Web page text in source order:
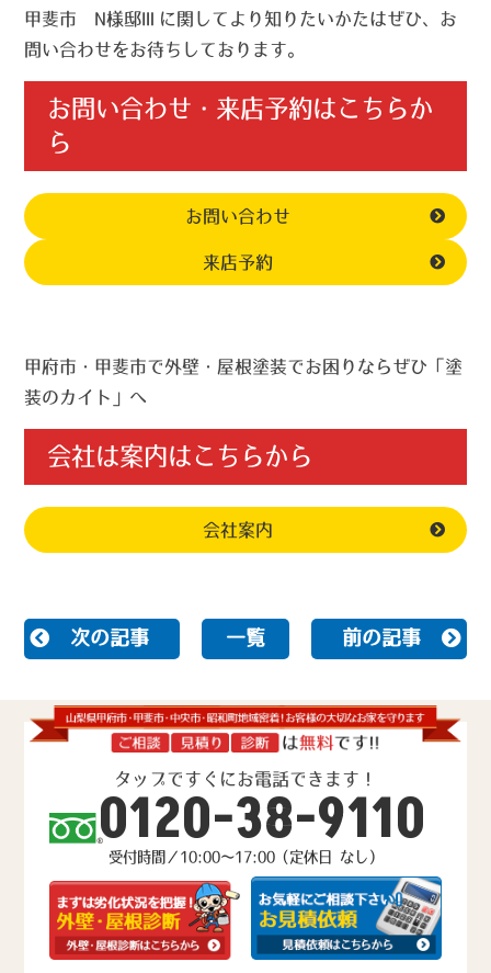
甲斐市 N様邸Ⅲに関してより知りたいかたはぜひ、お
問い合わせをお待ちしております。
お問い合わせ・来店予約はこちらか
ら
お問い合わせ
来店予約
甲府市・甲斐市で外壁・屋根塗装でお困りならぜひ「塗
装のカイト」へ
会社は案内はこちらから
会社案内
次の記事 一覧 前の記事
タップですぐにお電話できます！
0120-38-9110
受付時間／10:00～17:00（定休日 なし）